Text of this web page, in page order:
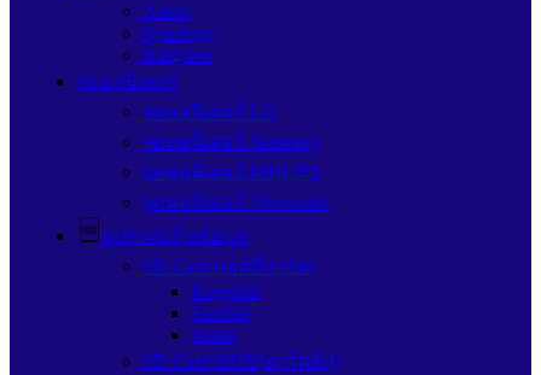
Adata
Synology
Kingston
จอมอนิเตอร์
จอมอนิเตอร์ LG
จอมอนิเตอร์ Samsung
จอมอนิเตอร์ PHILIPS
จอมอนิเตอร์ Viewsonic
อุปกรณ์เก็บข้อมูล
SD Card (เอสดีการ์ด)
Kingston
Sandisk
Adata
SD Card HDD(ฮาร์ดดิส)